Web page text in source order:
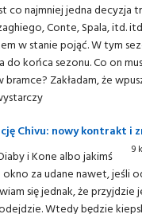
co najmniej jedna decyzja
Conte, Spala, itd.
w stanie pojąć. W tym
do końca sezonu. Co on
bramce? Zakładam, że
Chivu: nowy kontrakt i
9
i Kone albo jakimś
za udane nawet, jeśli
się jednak, że
Wtedy będzie